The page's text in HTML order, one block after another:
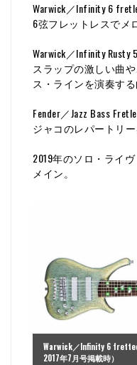
Warwick／Infinity 6
6弦フレットレスでメ
Warwick／Infinity Rusty
スラップの激しい曲
ス・ラインを演奏する
Fender／Jazz Bass
ジャコのレパートリ
2019年のソロ・ライ
メイン。
Warwick／Infinity 6
2017年7月号掲載時）